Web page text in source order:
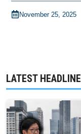
November 25, 2025
LATEST HEADLINE